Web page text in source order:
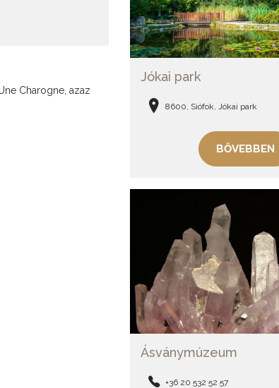
Charogne, azaz
Jókai park
8600, Siófok, Jókai park
BŐVEBBEN
Ásványmúzeum
+36 20 532 52 57